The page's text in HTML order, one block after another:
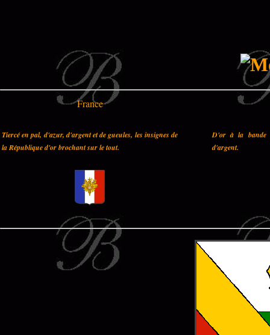
France
Tiercé en pal, d'azur, d'argent et de gueules, les insignes de
la République d'or brochant sur le tout.
D'or à la bande
d'argent.